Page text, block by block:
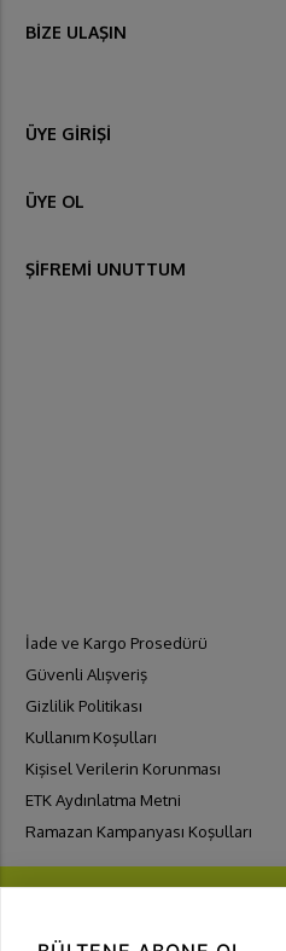
BİZE ULAŞIN
ÜYE GİRİŞİ
ÜYE OL
ŞİFREMİ UNUTTUM
İade ve Kargo Prosedürü
Güvenli Alışveriş
Gizlilik Politikası
Kullanım Koşulları
Kişisel Verilerin Korunması
ETK Aydınlatma Metni
Ramazan Kampanyası Koşulları